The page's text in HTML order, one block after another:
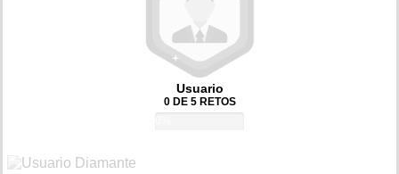
Usuario
0 DE 5 RETOS